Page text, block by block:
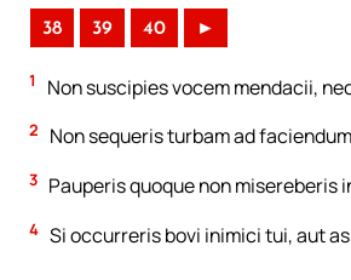
38 39 40 ►
1 Non suscipies vocem mendacii,
2 Non sequeris turbam ad
3 Pauperis quoque non misereberis
4 Si occurreris bovi inimici tui, aut